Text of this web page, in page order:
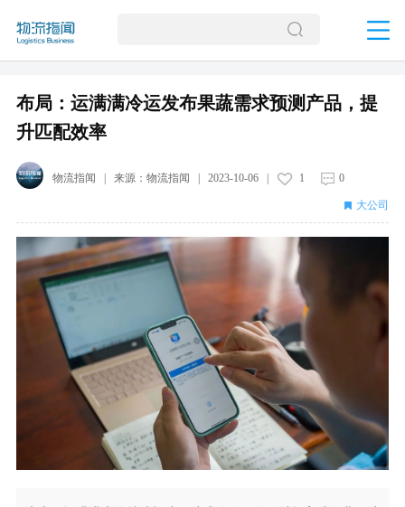
布局：运满满冷运发布果蔬需求预测产品，提
升匹配效率
物流指闻 | 来源： 物流指闻 2023-10-06| 1 0
大公司